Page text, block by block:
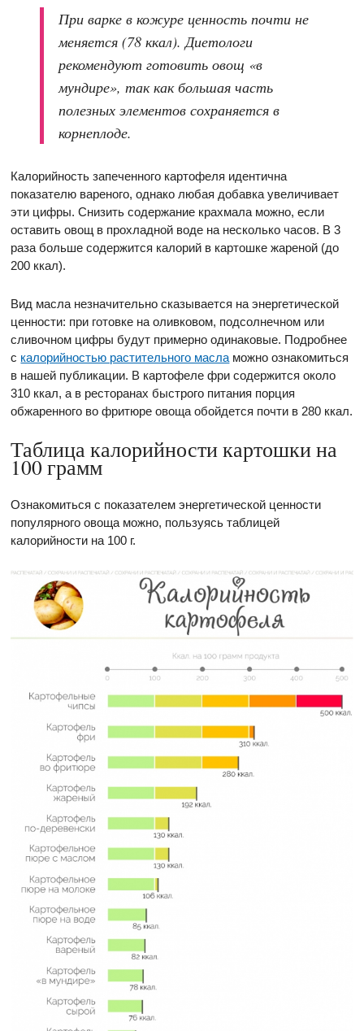
При варке в кожуре ценность почти не
меняется (78 ккал). Диетологи
рекомендуют готовить овощ «в
мундире», так как большая часть
полезных элементов сохраняется в
корнеплоде.
Калорийность запеченного картофеля идентична
показателю вареного, однако любая добавка увеличивает
эти цифры. Снизить содержание крахмала можно, если
оставить овощ в прохладной воде на несколько часов. В 3
раза больше содержится калорий в картошке жареной (до
200 ккал).
Вид масла незначительно сказывается на энергетической
ценности: при готовке на оливковом, подсолнечном или
сливочном цифры будут примерно одинаковые. Подробнее
с калорийностью растительного масла можно ознакомиться
в нашей публикации. В картофеле фри содержится около
310 ккал, а в ресторанах быстрого питания порция
обжаренного во фритюре овоща обойдется почти в 280 ккал.
Таблица калорийности картошки на
100 грамм
Ознакомиться с показателем энергетической ценности
популярного овоща можно, пользуясь таблицей
калорийности на 100 г.